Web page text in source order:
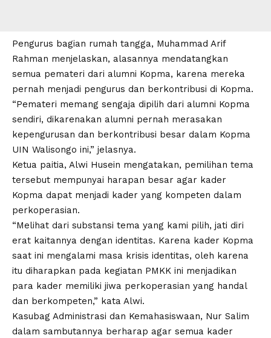
Pengurus bagian rumah tangga, Muhammad Arif
Rahman menjelaskan, alasannya mendatangkan
semua pemateri dari alumni Kopma, karena mereka
pernah menjadi pengurus dan berkontribusi di Kopma.
“Pemateri memang sengaja dipilih dari alumni Kopma
sendiri, dikarenakan alumni pernah merasakan
kepengurusan dan berkontribusi besar dalam Kopma
UIN Walisongo ini,” jelasnya.
Ketua paitia, Alwi Husein mengatakan, pemilihan tema
tersebut mempunyai harapan besar agar kader
Kopma dapat menjadi kader yang kompeten dalam
perkoperasian.
“Melihat dari substansi tema yang kami pilih, jati diri
erat kaitannya dengan identitas. Karena kader Kopma
saat ini mengalami masa krisis identitas, oleh karena
itu diharapkan pada kegiatan PMKK ini menjadikan
para kader memiliki jiwa perkoperasian yang handal
dan berkompeten,” kata Alwi.
Kasubag Administrasi dan Kemahasiswaan, Nur Salim
dalam sambutannya berharap agar semua kader